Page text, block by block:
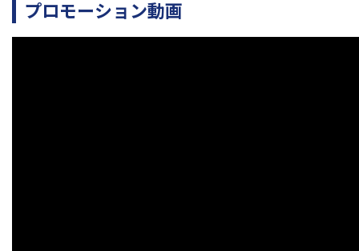
プロモーション動画